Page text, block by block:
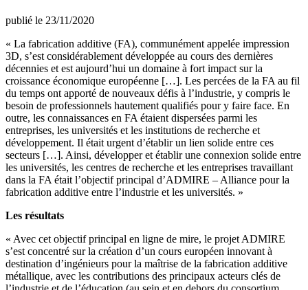
publié le 23/11/2020
« La fabrication additive (FA), communément appelée impression
3D, s’est considérablement développée au cours des dernières
décennies et est aujourd’hui un domaine à fort impact sur la
croissance économique européenne […]. Les percées de la FA au fil
du temps ont apporté de nouveaux défis à l’industrie, y compris le
besoin de professionnels hautement qualifiés pour y faire face. En
outre, les connaissances en FA étaient dispersées parmi les
entreprises, les universités et les institutions de recherche et
développement. Il était urgent d’établir un lien solide entre ces
secteurs […]. Ainsi, développer et établir une connexion solide entre
les universités, les centres de recherche et les entreprises travaillant
dans la FA était l’objectif principal d’ADMIRE – Alliance pour la
fabrication additive entre l’industrie et les universités. »
Les résultats
« Avec cet objectif principal en ligne de mire, le projet ADMIRE
s’est concentré sur la création d’un cours européen innovant à
destination d’ingénieurs pour la maîtrise de la fabrication additive
métallique, avec les contributions des principaux acteurs clés de